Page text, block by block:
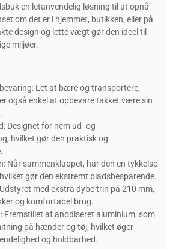
en letanvendelig løsning til at opnå
om det er i hjemmet, butikken, eller på
design og lette vægt gør den ideel til
miljøer.
Let at bære og transportere,
også enkel at opbevare takket være sin
Designet for nem ud- og
hvilket gør den praktisk og
Når sammenklappet, har den en tykkelse
gør den ekstremt pladsbesparende.
med ekstra dybe trin på 210 mm,
og komfortabel brug.
Fremstillet af anodiseret aluminium, som
på hænder og tøj, hvilket øger
og holdbarhed.